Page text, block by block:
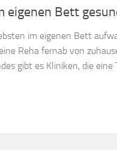
eigenen Bett
im eigenen Bett
Reha fernab von
gibt es Kliniken, die eine